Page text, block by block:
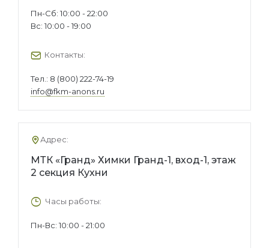
Пн-Сб: 10:00 - 22:00
Вс: 10:00 - 19:00
Контакты:
Тел.: 8 (800) 222-74-19
info@fkm-anons.ru
Адрес:
МТК «Гранд» Химки Гранд-1, вход-1, этаж
2 секция Кухни
Часы работы:
Пн-Вс: 10:00 - 21:00